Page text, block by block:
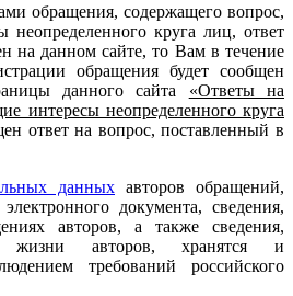
обращения, содержащего вопрос,
неопределенного круга лиц, ответ
на данном сайте, то Вам в течение
обращения будет сообщен
данного сайта «Ответы на
интересы неопределенного круга
ответ на вопрос, поставленный в
данных авторов обращений,
документа, сведения,
авторов, а также сведения,
жизни авторов, хранятся и
требований российского